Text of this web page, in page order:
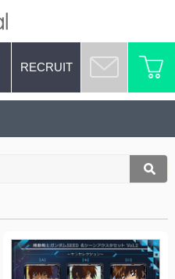
RECRUIT